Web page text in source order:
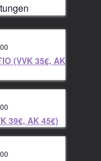
(VVK 35€, AK
39€, AK 45€)